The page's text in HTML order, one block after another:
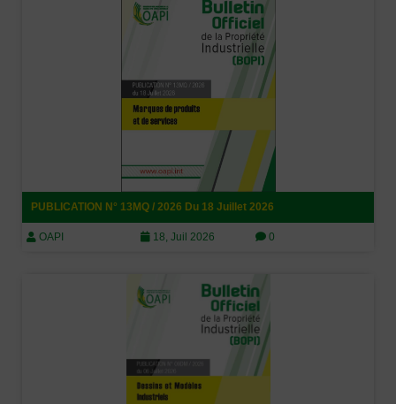
PUBLICATION N° 13MQ / 2026 Du 18 Juillet 2026
OAPI 18, Juil 2026 0